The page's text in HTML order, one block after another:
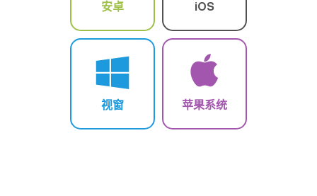
安卓 iOS
视窗 苹果系统